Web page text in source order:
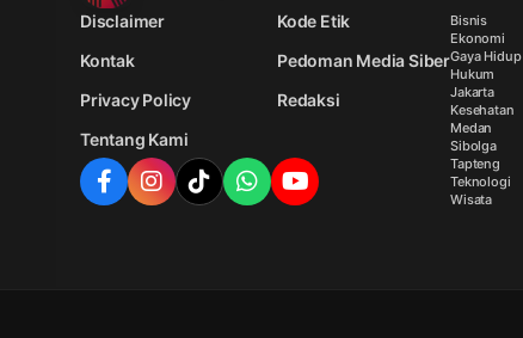
Disclaimer
Kode Etik
Kontak
Pedoman Media Siber
Privacy Policy
Redaksi
Tentang Kami
Bisnis
Ekonomi
Gaya Hidup
Hukum
Jakarta
Kesehatan
Medan
Sibolga
Tapteng
Teknologi
Wisata